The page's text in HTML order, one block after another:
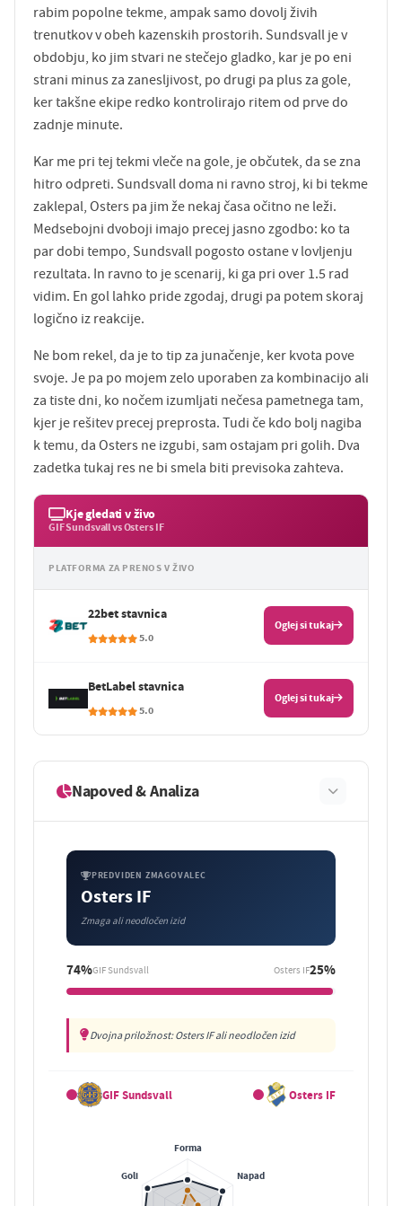
rabim popolne tekme, ampak samo dovolj živih
trenutkov v obeh kazenskih prostorih. Sundsvall je v
obdobju, ko jim stvari ne stečejo gladko, kar je po eni
strani minus za zanesljivost, po drugi pa plus za gole,
ker takšne ekipe redko kontrolirajo ritem od prve do
zadnje minute.
Kar me pri tej tekmi vleče na gole, je občutek, da se zna
hitro odpreti. Sundsvall doma ni ravno stroj, ki bi tekme
zaklepal, Osters pa jim že nekaj časa očitno ne leži.
Medsebojni dvoboji imajo precej jasno zgodbo: ko ta
par dobi tempo, Sundsvall pogosto ostane v lovljenju
rezultata. In ravno to je scenarij, ki ga pri over 1.5 rad
vidim. En gol lahko pride zgodaj, drugi pa potem skoraj
logično iz reakcije.
Ne bom rekel, da je to tip za junačenje, ker kvota pove
svoje. Je pa po mojem zelo uporaben za kombinacijo ali
za tiste dni, ko nočem izumljati nečesa pametnega tam,
kjer je rešitev precej preprosta. Tudi če kdo bolj nagiba
k temu, da Osters ne izgubi, sam ostajam pri golih. Dva
zadetka tukaj res ne bi smela biti previsoka zahteva.
Kje gledati v živo
GIF Sundsvall vs Osters IF
PLATFORMA ZA PRENOS V ŽIVO
22bet stavnica
5.0
Oglej si tukaj
BetLabel stavnica
5.0
Oglej si tukaj
Napoved & Analiza
PREDVIDEN ZMAGOVALEC
Osters IF
Zmaga ali neodločen izid
74%GIF Sundsvall Osters IF25%
Dvojna priložnost: Osters IF ali neodločen izid
GIF Sundsvall Osters IF